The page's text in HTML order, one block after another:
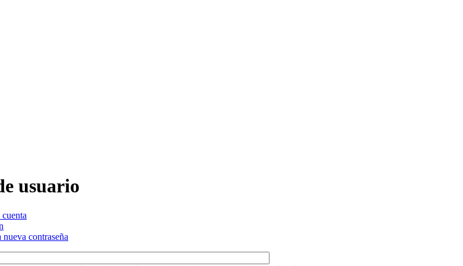
usuario
contraseña